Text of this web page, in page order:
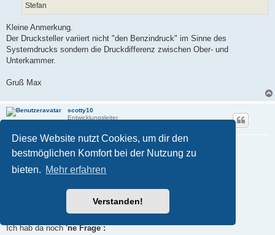
Diese Website nutzt Cookies, um dir den
bestmöglichen Komfort bei der Nutzung zu
bieten. Mehr erfahren
Verstanden!
Stefan
Kleine Anmerkung.
Der Drucksteller variiert nicht "den Benzindruck" im Sinne des
Systemdrucks sondern die Druckdifferenz zwischen Ober- und
Unterkammer.
Gruß Max
scotty10
Entwicklungsleiter
Re: kuriose Startschwierigkeiten
B
i
06.03.2026, 23:19
Nabend Allerseits ,
meine Beschreibung noch
auseinander zu klamüser'n"...
Ich hab da noch'ne Frage :